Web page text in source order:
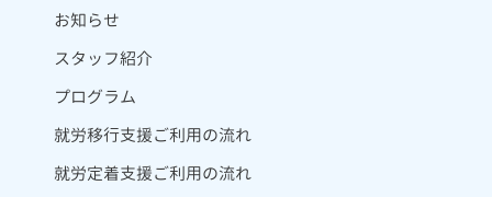
お知らせ
スタッフ紹介
プログラム
就労移行支援ご利用の流れ
就労定着支援ご利用の流れ